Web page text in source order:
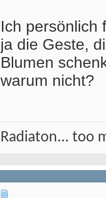
Ich persönlich
ja die Geste,
Blumen
warum nicht?
Radiaton... too